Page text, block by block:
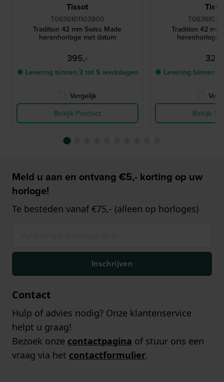
Tissot
T0636101103800
Tradition 42 mm Swiss Made
herenhorloge met datum
395,-
● Levering binnen 2 tot 5 werkdagen
Vergelijk
Bekijk Product
Tradition 42 mm
herenhorloge
● Levering binnen 2
Bekijk
Meld u aan en ontvang €5,- korting op uw
horloge!
Te besteden vanaf €75,- (alleen op horloges)
Inschrijven
Contact
Hulp of advies nodig? Onze klantenservice
helpt u graag!
Bezoek onze contactpagina of stuur ons een
vraag via het contactformulier.